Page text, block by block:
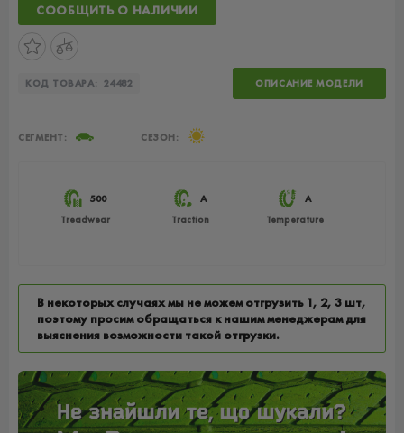
СООБЩИТЬ О НАЛИЧИИ
КОД ТОВАРА: 24482 ОПИСАНИЕ МОДЕЛИ
500
Treadwear
A
Traction
A
Temperature
СЕГМЕНТ: СЕЗОН:
В некоторых случаях мы не можем отгрузить 1, 2, 3 шт,
поэтому просим обращаться к нашим менеджерам для
выяснения возможности такой отгрузки.